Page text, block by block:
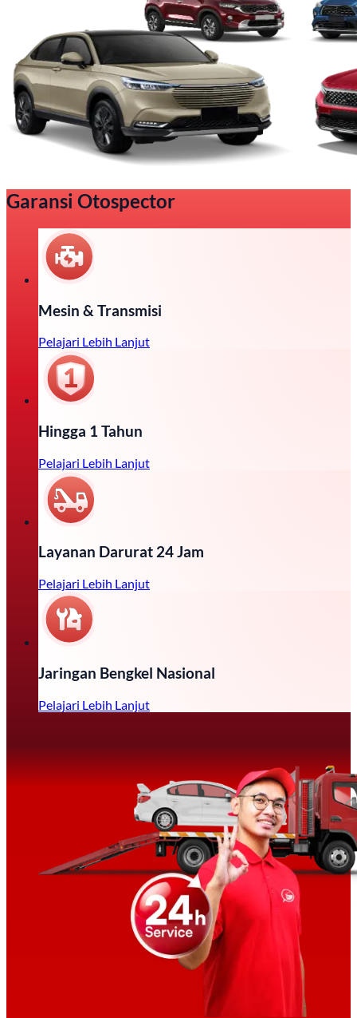
Garansi Otospector
Mesin & Transmisi
Pelajari Lebih Lanjut
Hingga 1 Tahun
Pelajari Lebih Lanjut
Layanan Darurat 24 Jam
Pelajari Lebih Lanjut
Jaringan Bengkel Nasional
Pelajari Lebih Lanjut